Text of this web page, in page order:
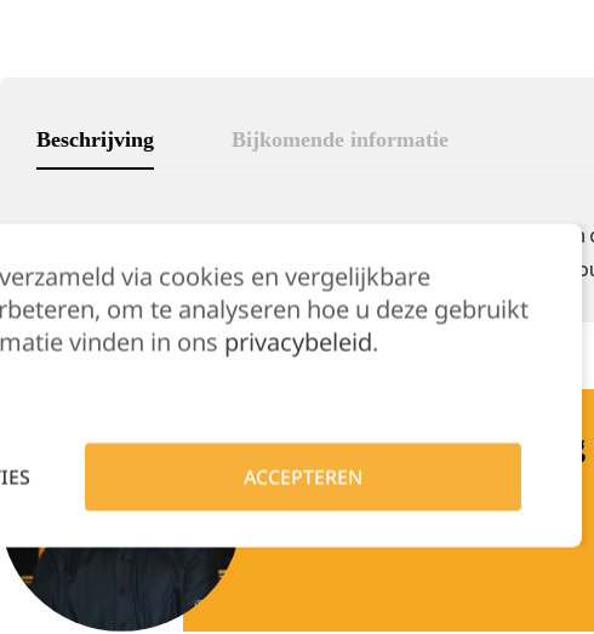
Beschrijving Bijkomende informatie
80% katoen / 20% polyester. Geborsteld fleece
aanrijgkoordjes. Kangoeroezakken. Ribboord aan
Lennert helpt je
via cookies en vergelijkbare
om te analyseren hoe u deze gebruikt
vinden in ons privacybeleid.
ACCEPTEREN